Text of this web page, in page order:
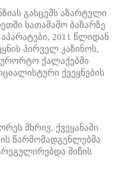
გასცემს აზარტული
სათამაშო ბაზარზე
2011 წლიდან
პირველ კაზინოს,
ქალაქებში
ქვეყნების
მხრივ, ქვეყანაში
წარმომადგენლებმა
მიწის